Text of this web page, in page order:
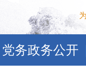
党务政务公开